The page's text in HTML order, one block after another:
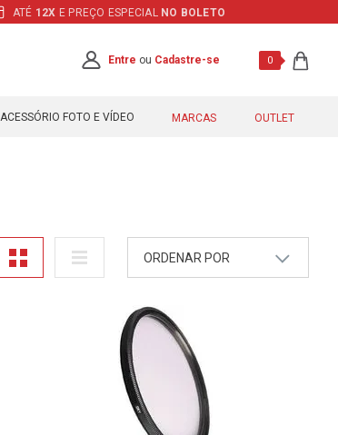
ATÉ 12X E PREÇO ESPECIAL NO BOLETO
Entre ou Cadastre-se 0
ACESSÓRIO FOTO E VÍDEO MARCAS OUTLET
ORDENAR POR
Mais Vendidos
Maior Preço
Menor Preço